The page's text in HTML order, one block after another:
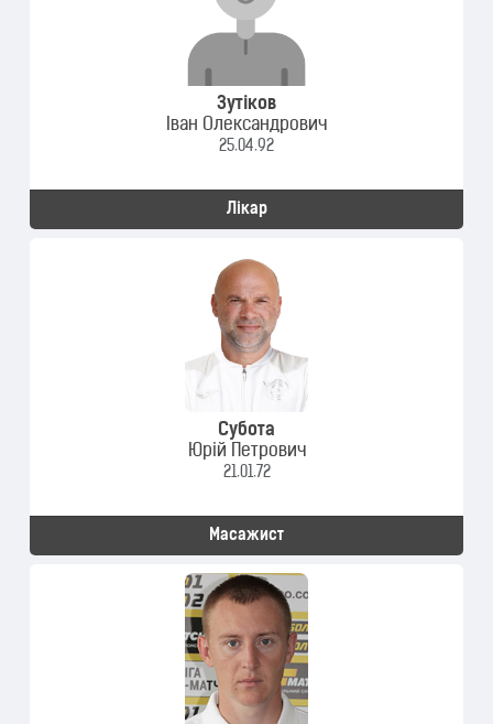
Зутіков
Іван Олександрович
25.04.92
Лікар
Субота
Юрій Петрович
21.01.72
Масажист